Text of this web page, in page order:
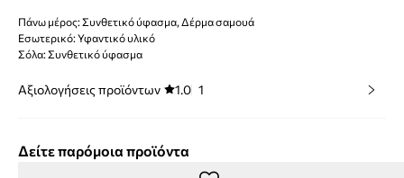
Πάνω μέρος: Συνθετικό ύφασμα, Δέρμα σαμουά
Εσωτερικό: Υφαντικό υλικό
Σόλα: Συνθετικό ύφασμα
Αξιολογήσεις προϊόντων 1.0 1
Δείτε παρόμοια προϊόντα